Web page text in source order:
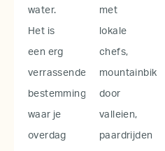
water.
Het is
een erg
verrassende
bestemming
waar je
overdag
met
lokale
chefs,
mountainbiken
door
valleien,
paardrijden